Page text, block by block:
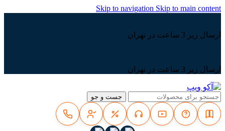
Skip to navigation Skip to main content
ارسال زیر 3 ساعت در تهران
ارسال زیر 3 ساعت در تهران
جست و جو